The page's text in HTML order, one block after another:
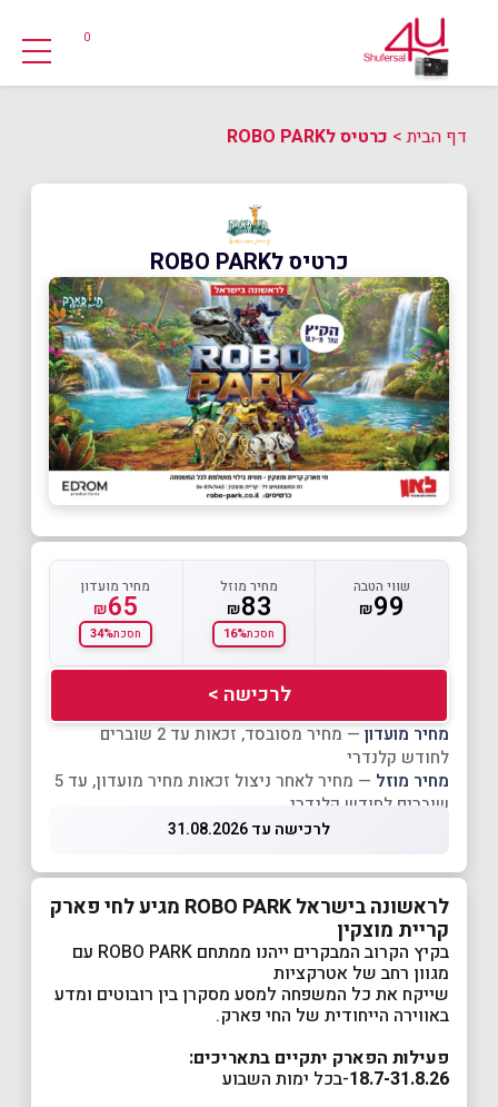
0
דף הבית> כרטיס לROBO PARK
כרטיס לROBO PARK
שווי הטבה
₪99
מחיר מוזל
₪83
חסכת16%
מחיר מועדון
₪65
חסכת34%
לרכישה >
מחיר מועדון
— מחיר מסובסד, זכאות עד 2 שוברים
לחודש קלנדרי
מחיר מוזל
— מחיר לאחר ניצול זכאות מחיר מועדון, עד 5
שוברים לחודש קלנדרי
לרכישה עד 31.08.2026
לראשונה בישראל ROBO PARK מגיע לחי פארק
קריית מוצקין
בקיץ הקרוב המבקרים ייהנו ממתחם ROBO PARK עם
מגוון רחב של אטרקציות
שייקח את כל המשפחה למסע מסקרן בין רובוטים ומדע
באווירה הייחודית של החי פארק.
פעילות הפארק יתקיים בתאריכים:
18.7-31.8.26-בכל ימות השבוע